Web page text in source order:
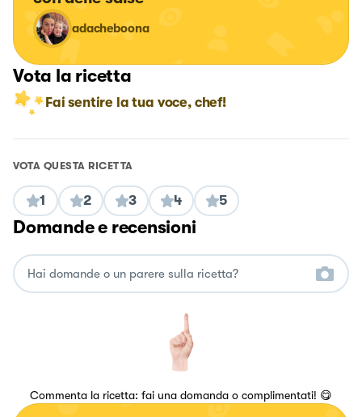
adacheboona
Vota la ricetta
Fai sentire la tua voce, chef!
VOTA QUESTA RICETTA
1 2 3 4 5
Domande e recensioni
Commenta la ricetta: fai una domanda o complimentati! 😋